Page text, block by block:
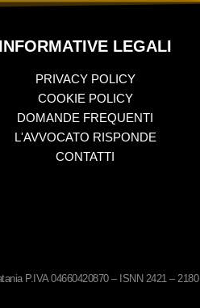
INFORMATIVE LEGALI
PRIVACY POLICY
COOKIE POLICY
DOMANDE FREQUENTI
L'AVVOCATO RISPONDE
CONTATTI
P.IVA 04660420870 – ISNN 2421 – 2180